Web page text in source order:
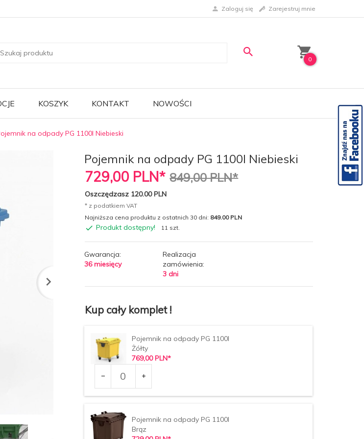
Zaloguj się Zarejestruj mnie
0
KOSZYK KONTAKT NOWOŚCI
na odpady PG 1100l Niebieski
Pojemnik na odpady PG 1100l Niebieski
729,00 PLN* 849,00 PLN*
Oszczędzasz 120.00 PLN
* z podatkiem VAT
Najniższa cena produktu z ostatnich 30 dni: 849.00 PLN
Produkt dostępny! 11 szt.
Gwarancja:
36 miesięcy
Realizacja
zamówienia:
3 dni
Kup cały komplet !
Pojemnik na odpady PG 1100l
Żółty
769,00 PLN*
dla
produktu
2388
Pojemnik na odpady PG 1100l
Brąz